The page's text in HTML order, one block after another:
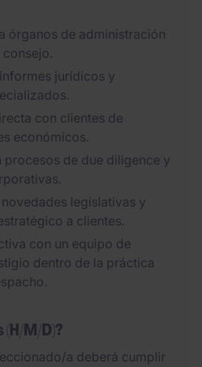
órganos de administración
jurídicos y
con clientes de
económicos.
procesos de due diligence y
legislativas y
a clientes.
con un equipo de
dentro de la práctica
(H/M/D)?
a deberá cumplir